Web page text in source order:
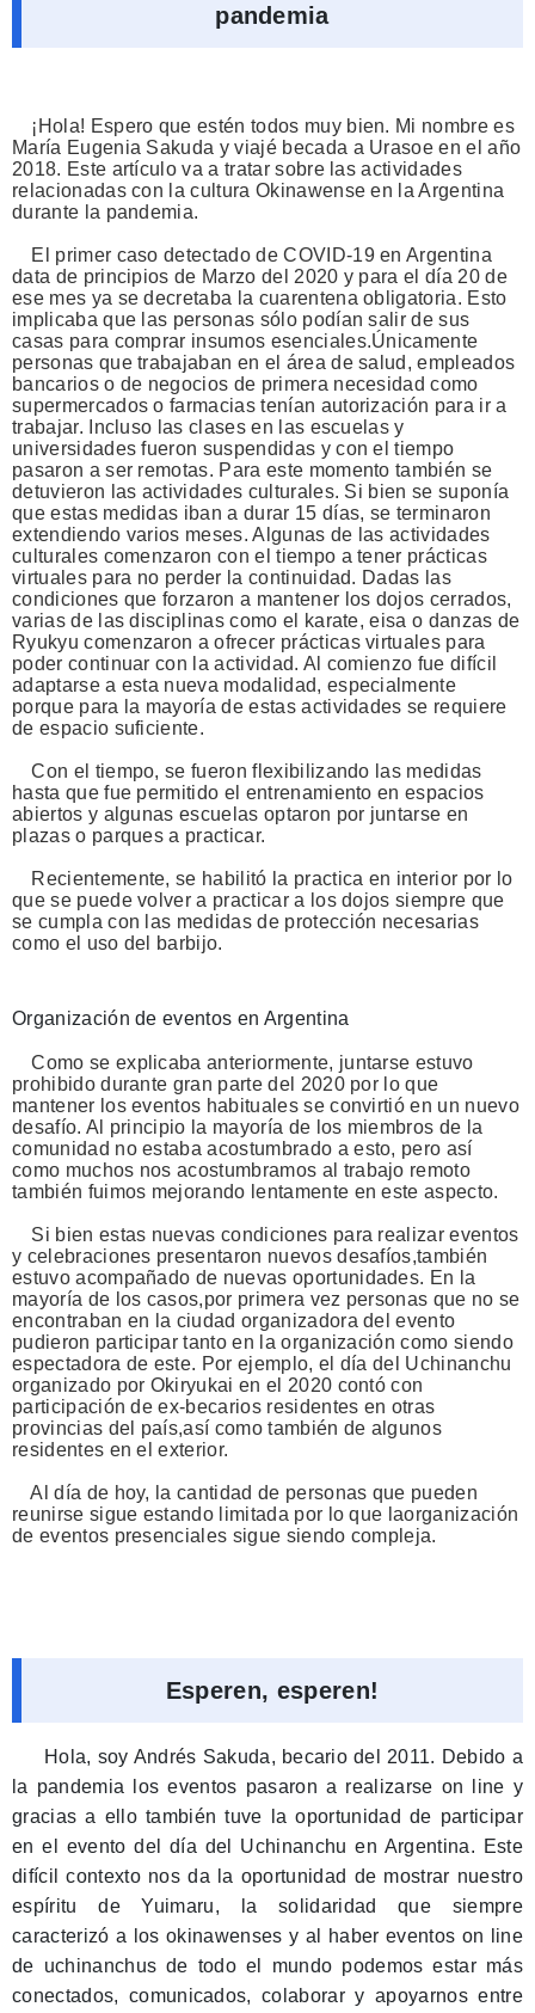
pandemia
¡Hola! Espero que estén todos muy bien. Mi nombre es
María Eugenia Sakuda y viajé becada a Urasoe en el año
2018. Este artículo va a tratar sobre las actividades
relacionadas con la cultura Okinawense en la Argentina
durante la pandemia.
El primer caso detectado de COVID-19 en Argentina
data de principios de Marzo del 2020 y para el día 20 de
ese mes ya se decretaba la cuarentena obligatoria. Esto
implicaba que las personas sólo podían salir de sus
casas para comprar insumos esenciales.Únicamente
personas que trabajaban en el área de salud, empleados
bancarios o de negocios de primera necesidad como
supermercados o farmacias tenían autorización para ir a
trabajar. Incluso las clases en las escuelas y
universidades fueron suspendidas y con el tiempo
pasaron a ser remotas. Para este momento también se
detuvieron las actividades culturales. Si bien se suponía
que estas medidas iban a durar 15 días, se terminaron
extendiendo varios meses. Algunas de las actividades
culturales comenzaron con el tiempo a tener prácticas
virtuales para no perder la continuidad. Dadas las
condiciones que forzaron a mantener los dojos cerrados,
varias de las disciplinas como el karate, eisa o danzas de
Ryukyu comenzaron a ofrecer prácticas virtuales para
poder continuar con la actividad. Al comienzo fue difícil
adaptarse a esta nueva modalidad, especialmente
porque para la mayoría de estas actividades se requiere
de espacio suficiente.
Con el tiempo, se fueron flexibilizando las medidas
hasta que fue permitido el entrenamiento en espacios
abiertos y algunas escuelas optaron por juntarse en
plazas o parques a practicar.
Recientemente, se habilitó la practica en interior por lo
que se puede volver a practicar a los dojos siempre que
se cumpla con las medidas de protección necesarias
como el uso del barbijo.
Organización de eventos en Argentina
Como se explicaba anteriormente, juntarse estuvo
prohibido durante gran parte del 2020 por lo que
mantener los eventos habituales se convirtió en un nuevo
desafío. Al principio la mayoría de los miembros de la
comunidad no estaba acostumbrado a esto, pero así
como muchos nos acostumbramos al trabajo remoto
también fuimos mejorando lentamente en este aspecto.
Si bien estas nuevas condiciones para realizar eventos
y celebraciones presentaron nuevos desafíos,también
estuvo acompañado de nuevas oportunidades. En la
mayoría de los casos,por primera vez personas que no se
encontraban en la ciudad organizadora del evento
pudieron participar tanto en la organización como siendo
espectadora de este. Por ejemplo, el día del Uchinanchu
organizado por Okiryukai en el 2020 contó con
participación de ex-becarios residentes en otras
provincias del país,así como también de algunos
residentes en el exterior.
Al día de hoy, la cantidad de personas que pueden
reunirse sigue estando limitada por lo que laorganización
de eventos presenciales sigue siendo compleja.
Esperen, esperen!
Hola, soy Andrés Sakuda, becario del 2011. Debido a
la pandemia los eventos pasaron a realizarse on line y
gracias a ello también tuve la oportunidad de participar
en el evento del día del Uchinanchu en Argentina. Este
difícil contexto nos da la oportunidad de mostrar nuestro
espíritu de Yuimaru, la solidaridad que siempre
caracterizó a los okinawenses y al haber eventos on line
de uchinanchus de todo el mundo podemos estar más
conectados, comunicados, colaborar y apoyarnos entre